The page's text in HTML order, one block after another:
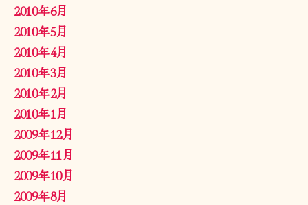
2010年6月
2010年5月
2010年4月
2010年3月
2010年2月
2010年1月
2009年12月
2009年11月
2009年10月
2009年8月